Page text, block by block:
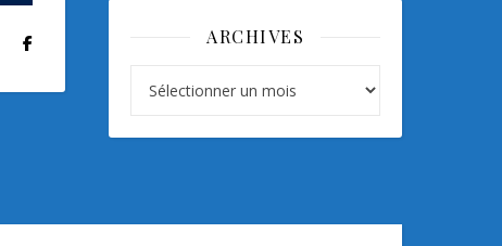
ARCHIVES